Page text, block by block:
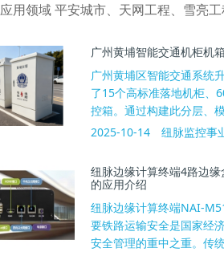
应用领域 平安城市、天网工程、雪亮
广州黄埔智能交通机柜机
广州黄埔区智能交通系统
了15个高标准落地机柜、
控箱。通过构建此分层、
2025-10-14
纽脉监控事
纽脉边缘计算终端4路边
的应用介绍
纽脉边缘计算终端NAI-
要铁路运输安全是国家经
安全管理的重中之重。传